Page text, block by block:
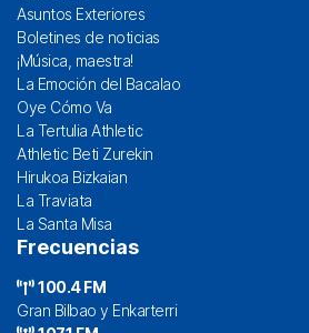
Asuntos Exteriores
Boletines de noticias
¡Música, maestra!
La Emoción del Bacalao
Oye Cómo Va
La Tertulia Athletic
Athletic Beti Zurekin
Hirukoa Bizkaian
La Traviata
La Santa Misa
Frecuencias
100.4 FM
Gran Bilbao y Enkarterri